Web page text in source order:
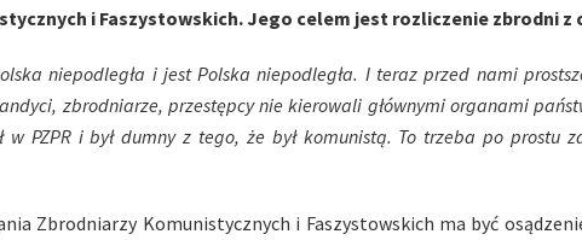
i Faszystowskich. Jego celem jest rozliczenie zbrodni z
niepodległa i jest Polska niepodległa. I teraz przed nami
zbrodniarze, przestępcy nie kierowali głównymi organami
PZPR i był dumny z tego, że był komunistą. To trzeba po prostu
Zbrodniarzy Komunistycznych i Faszystowskich ma być